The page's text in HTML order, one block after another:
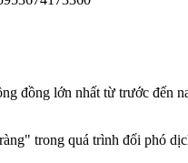
đồng lớn nhất từ trước đến
trong quá trình đối phó